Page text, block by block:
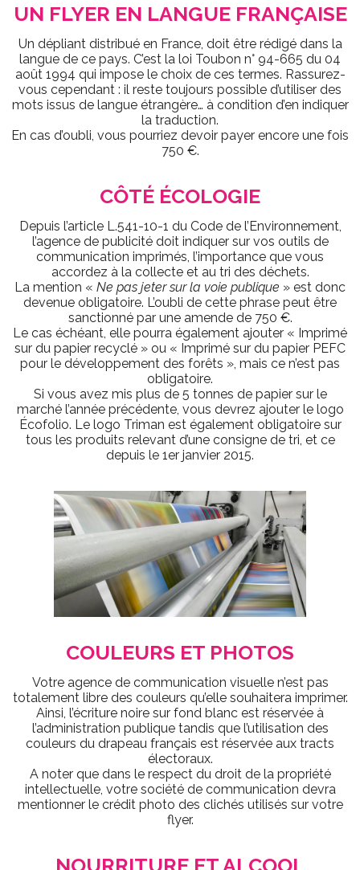
UN FLYER EN LANGUE FRANÇAISE
Un dépliant distribué en France, doit être rédigé dans la
langue de ce pays. C’est la loi Toubon n° 94-665 du 04
août 1994 qui impose le choix de ces termes. Rassurez-
vous cependant : il reste toujours possible d’utiliser des
mots issus de langue étrangère… à condition d’en indiquer
la traduction.
En cas d’oubli, vous pourriez devoir payer encore une fois
750 €.
CÔTÉ ÉCOLOGIE
Depuis l’article L.541-10-1 du Code de l’Environnement,
l’agence de publicité doit indiquer sur vos outils de
communication imprimés, l’importance que vous
accordez à la collecte et au tri des déchets.
La mention « Ne pas jeter sur la voie publique » est donc
devenue obligatoire. L’oubli de cette phrase peut être
sanctionné par une amende de 750 €.
Le cas échéant, elle pourra également ajouter « Imprimé
sur du papier recyclé » ou « Imprimé sur du papier PEFC
pour le développement des forêts », mais ce n’est pas
obligatoire.
Si vous avez mis plus de 5 tonnes de papier sur le
marché l’année précédente, vous devrez ajouter le logo
Écofolio. Le logo Triman est également obligatoire sur
tous les produits relevant d’une consigne de tri, et ce
depuis le 1er janvier 2015.
COULEURS ET PHOTOS
Votre agence de communication visuelle n’est pas
totalement libre des couleurs qu’elle souhaitera imprimer.
Ainsi, l’écriture noire sur fond blanc est réservée à
l’administration publique tandis que l’utilisation des
couleurs du drapeau français est réservée aux tracts
électoraux.
A noter que dans le respect du droit de la propriété
intellectuelle, votre société de communication devra
mentionner le crédit photo des clichés utilisés sur votre
flyer.